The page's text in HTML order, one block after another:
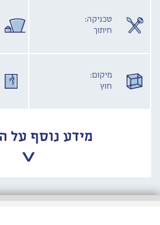
טכניקה:
חיתוך
מיקום:
חוץ
מידע נוסף על